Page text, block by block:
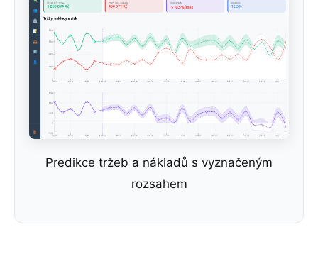
Predikce tržeb a nákladů s vyznačeným
rozsahem